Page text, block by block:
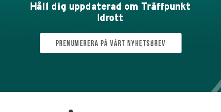
Håll dig uppdaterad om Träffpunkt
Idrott
Prenumerera på vårt nyhetsbrev